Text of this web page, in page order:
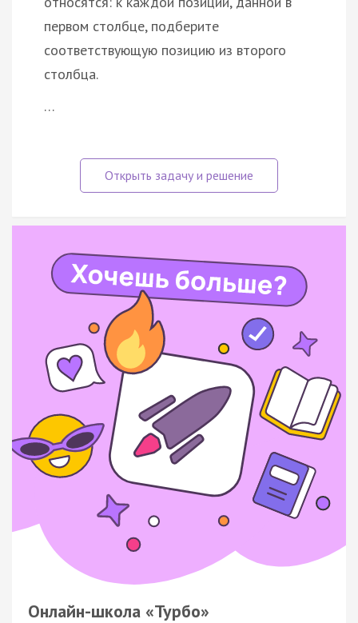
первом столбце, подберите
соответствующую позицию из второго
столбца.
…
Онлайн-школа «Турбо»